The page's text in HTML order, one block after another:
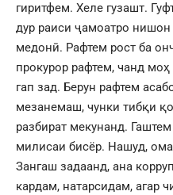
гиритфем. Хеле гузашт.
дур раиси ҷамоатро нишон
медонӣ. Рафтем рост ба
прокурор рафтем, чанд моҳ
гап зад. Берун рафтем
мезанемаш, чунки тибқи
разбират мекунанд.
милисаи бисёр. Нашуд,
Зангаш задаанд, ана
кардам, натарсидам, агар